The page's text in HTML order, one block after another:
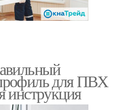
для ПВХ
инструкция